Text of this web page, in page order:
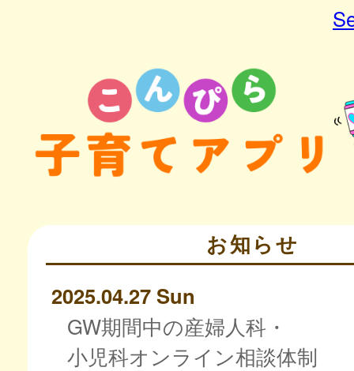
お知らせ
2025.04.27 Sun
GW期間中の産婦人科・
小児科オンライン相談体制